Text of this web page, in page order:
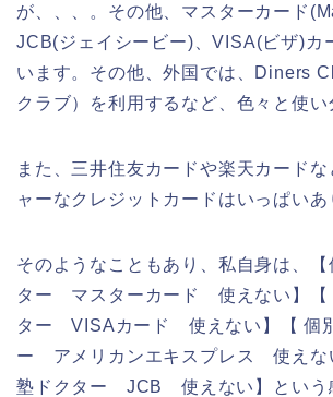
が、、、。その他、マスターカード
JCB(ジェイシービー)、VISA(ビザ)カ
います。その他、外国では、Diners
クラブ）を利用するなど、色々と使い
また、三井住友カードや楽天カード
ャーなクレジットカードはいっぱいあ
そのようなこともあり、私自身は、【
ター マスターカード 使えない】【
ター VISAカード 使えない】【 個
ー アメリカンエキスプレス 使えな
塾ドクター JCB 使えない】という